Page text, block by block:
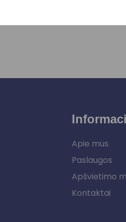
Apie mus
Paslaugos
Apšvietimo
Kontaktai